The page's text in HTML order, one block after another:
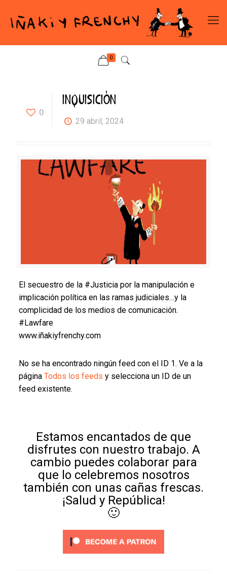
0
0
INQUISICIÓN
29 abril, 2024
El secuestro de la #Justicia por la manipulación e
implicación política en las ramas judiciales…y la
complicidad de los medios de comunicación.
#Lawfare
www.iñakiyfrenchy.com
No se ha encontrado ningún feed con el ID 1. Ve a la
página Todos los feeds y selecciona un ID de un
feed existente.
Estamos encantados de que
disfrutes con nuestro trabajo. A
cambio puedes colaborar para
que lo celebremos nosotros
también con unas cañas frescas.
¡Salud y República!
🙂